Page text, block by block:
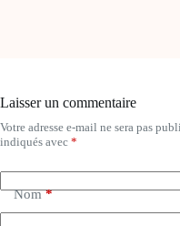
Laisser un commentaire
Votre adresse e-mail ne sera pas
indiqués avec *
Nom*
A
l
r
n